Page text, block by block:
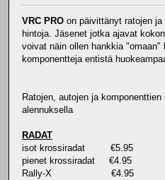
VRC PRO on päivittänyt ratojen
hintoja. Jäsenet jotka ajavat
voivat näin ollen hankkia "omaan"
komponentteja entistä
Ratojen, autojen ja komponenttien
alennuksella
RADAT
isot krossiradat €5.95
pienet krossiradat €4.95
Rally-X €4.95